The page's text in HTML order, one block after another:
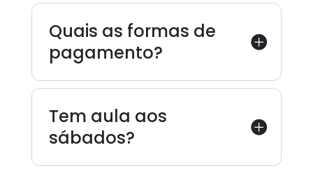
Quais as formas de
pagamento?
Tem aula aos
sábados?